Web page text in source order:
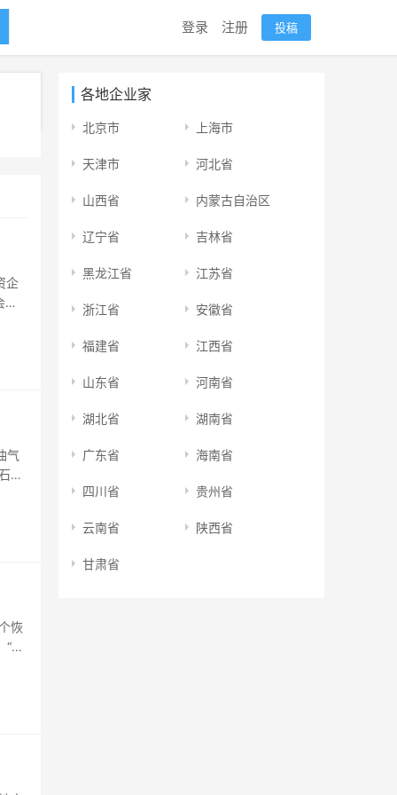
登录 注册 投稿
企
投
气
油
行
恢
共
鞍
各地企业家
北京市 上海市
天津市 河北省
山西省 内蒙古自治区
辽宁省 吉林省
黑龙江省 江苏省
浙江省 安徽省
福建省 江西省
山东省 河南省
湖北省 湖南省
广东省 海南省
四川省 贵州省
云南省 陕西省
甘肃省